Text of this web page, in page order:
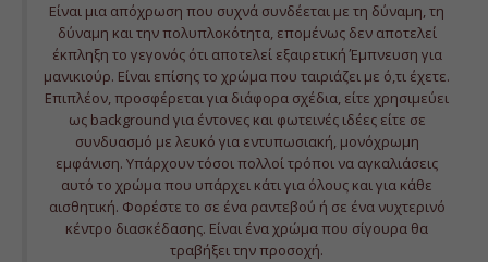
Είναι μια απόχρωση που συχνά συνδέεται με τη δύναμη, τη
δύναμη και την πολυπλοκότητα, επομένως δεν αποτελεί
έκπληξη το γεγονός ότι αποτελεί εξαιρετική Έμπνευση για
μανικιούρ. Είναι επίσης το χρώμα που ταιριάζει με ό,τι έχετε.
Επιπλέον, προσφέρεται για διάφορα σχέδια, είτε χρησιμεύει
ως background για έντονες και φωτεινές ιδέες είτε σε
συνδυασμό με λευκό για εντυπωσιακή, μονόχρωμη
εμφάνιση. Υπάρχουν τόσοι πολλοί τρόποι να αγκαλιάσεις
αυτό το χρώμα που υπάρχει κάτι για όλους και για κάθε
αισθητική. Φορέστε το σε ένα ραντεβού ή σε ένα νυχτερινό
κέντρο διασκέδασης. Είναι ένα χρώμα που σίγουρα θα
τραβήξει την προσοχή.